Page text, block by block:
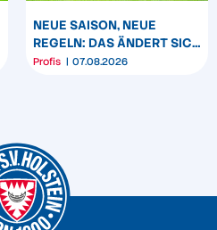
NEUE SAISON, NEUE
REGELN: DAS ÄNDERT SICH
ZUM START DER 2.
Profis 07.08.2026